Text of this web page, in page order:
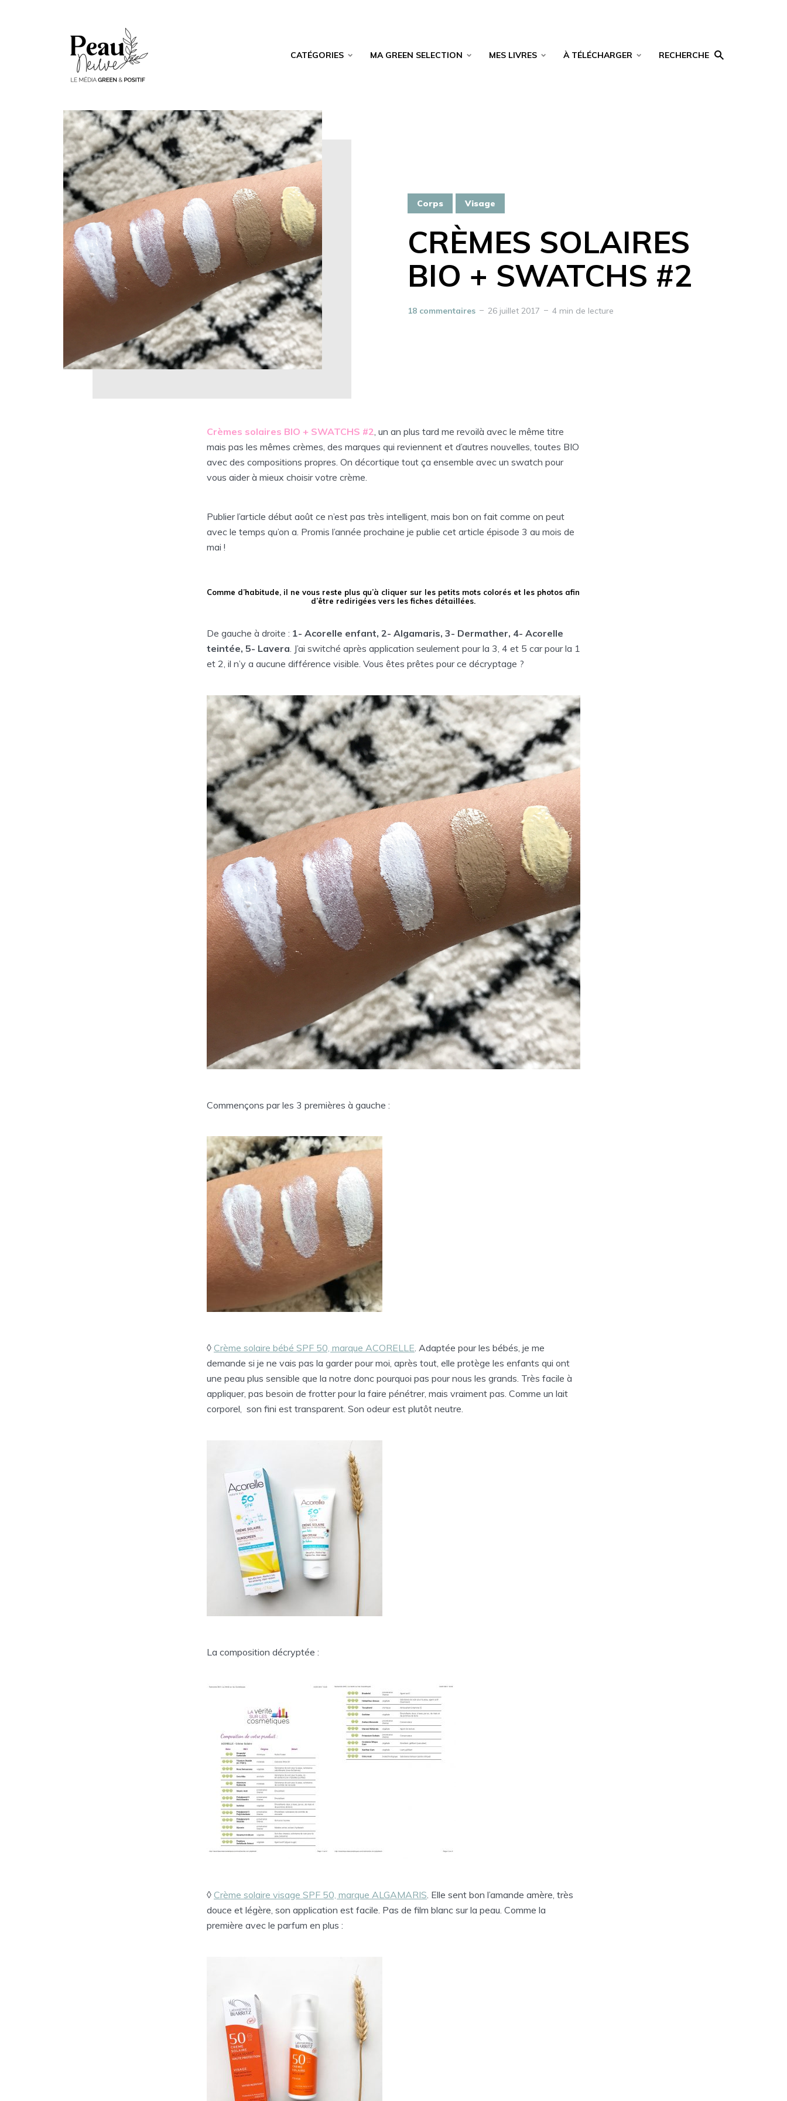
CATÉGORIES MA GREEN SELECTION MES LIVRES À TÉLÉCHARGER RECHERCHE
Corps Visage
CRÈMES SOLAIRES
BIO + SWATCHS #2
18 commentaires 26 juillet 2017 4 min de lecture
Crèmes solaires BIO + SWATCHS #2, un an plus tard me revoilà avec le même titre
mais pas les mêmes crèmes, des marques qui reviennent et d’autres nouvelles, toutes BIO
avec des compositions propres. On décortique tout ça ensemble avec un swatch pour
vous aider à mieux choisir votre crème.
Publier l’article début août ce n’est pas très intelligent, mais bon on fait comme on peut
avec le temps qu’on a. Promis l’année prochaine je publie cet article épisode 3 au mois de
mai !
Comme d’habitude, il ne vous reste plus qu’à cliquer sur les petits mots colorés et les photos afin
d’être redirigées vers les fiches détaillées.
De gauche à droite : 1- Acorelle enfant, 2- Algamaris, 3- Dermather, 4- Acorelle
teintée, 5- Lavera . J’ai switché après application seulement pour la 3, 4 et 5 car pour la 1
et 2, il n’y a aucune différence visible. Vous êtes prêtes pour ce décryptage ?
Commençons par les 3 premières à gauche :
◊ Crème solaire bébé SPF 50, marque ACORELLE. Adaptée pour les bébés, je me
demande si je ne vais pas la garder pour moi, après tout, elle protège les enfants qui ont
une peau plus sensible que la notre donc pourquoi pas pour nous les grands. Très facile à
appliquer, pas besoin de frotter pour la faire pénétrer, mais vraiment pas. Comme un lait
corporel, son fini est transparent. Son odeur est plutôt neutre.
La composition décryptée :
◊ Crème solaire visage SPF 50, marque ALGAMARIS. Elle sent bon l’amande amère, très
douce et légère, son application est facile. Pas de film blanc sur la peau. Comme la
première avec le parfum en plus :